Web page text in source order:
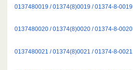
0137480019 / 01374(8)0019 / 01374-8-0019
0137480020 / 01374(8)0020 / 01374-8-0020
0137480021 / 01374(8)0021 / 01374-8-0021